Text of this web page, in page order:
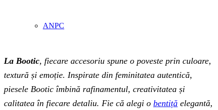
ANPC
La Bootic, fiecare accesoriu spune o poveste prin culoare,
textură și emoție. Inspirate din feminitatea autentică,
piesele Bootic îmbină rafinamentul, creativitatea și
calitatea în fiecare detaliu. Fie că alegi o bentiță elegantă,